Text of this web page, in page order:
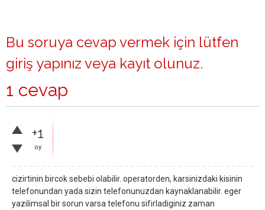
Bu soruya cevap vermek için lütfen
giriş yapınız veya kayıt olunuz.
1 cevap
+1
oy
cizirtinin bircok sebebi olabilir. operatorden, karsinizdaki kisinin
telefonundan yada sizin telefonunuzdan kaynaklanabilir. eger
yazilimsal bir sorun varsa telefonu sifirladiginiz zaman